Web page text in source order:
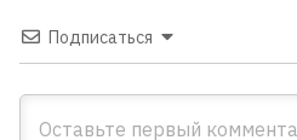
Подписаться